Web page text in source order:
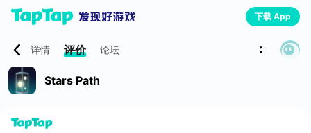
下载 App
详情 评价 论坛
Stars Path